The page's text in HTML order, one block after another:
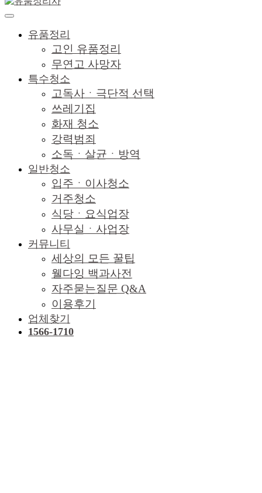
유품정리
고인 유품정리
무연고 사망자
특수청소
고독사ㆍ극단적 선택
쓰레기집
화재 청소
강력범죄
소독ㆍ살균ㆍ방역
일반청소
입주ㆍ이사청소
거주청소
식당ㆍ요식업장
사무실ㆍ사업장
커뮤니티
세상의 모든 꿀팁
웰다잉 백과사전
자주묻는질문 Q&A
이용후기
업체찾기
1566-1710